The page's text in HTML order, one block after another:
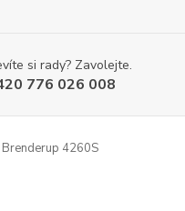
si rady? Zavolejte.
776 026 008
Brenderup 4260S